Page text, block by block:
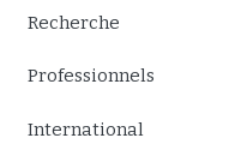
Recherche
Professionnels
International